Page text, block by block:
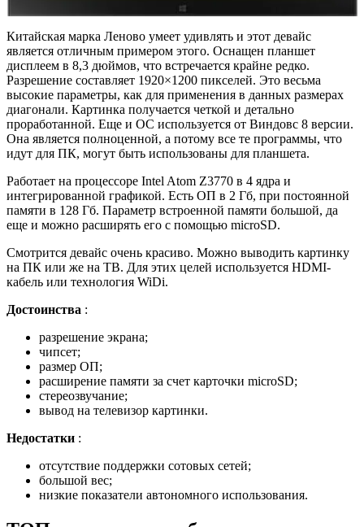
Китайская марка Леново умеет удивлять и этот девайс
является отличным примером этого. Оснащен планшет
дисплеем в 8,3 дюймов, что встречается крайне редко.
Разрешение составляет 1920×1200 пикселей. Это весьма
высокие параметры, как для применения в данных размерах
диагонали. Картинка получается четкой и детально
проработанной. Еще и ОС используется от Виндовс 8 версии.
Она является полноценной, а потому все те программы, что
идут для ПК, могут быть использованы для планшета.
Работает на процессоре Intel Atom Z3770 в 4 ядра и
интегрированной графикой. Есть ОП в 2 Гб, при постоянной
памяти в 128 Гб. Параметр встроенной памяти большой, да
еще и можно расширять его с помощью microSD.
Смотрится девайс очень красиво. Можно выводить картинку
на ПК или же на ТВ. Для этих целей используется HDMI-
кабель или технология WiDi.
Достоинства :
разрешение экрана;
чипсет;
размер ОП;
расширение памяти за счет карточки microSD;
стереозвучание;
вывод на телевизор картинки.
Недостатки :
отсутствие поддержки сотовых сетей;
большой вес;
низкие показатели автономного использования.